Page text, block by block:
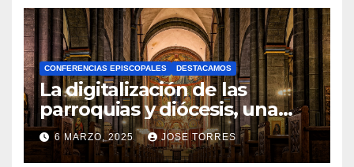
O
H
A
Y
C
O
M
CONFERENCIAS EPISCOPALES DESTACAMOS
La digitalización de las
parroquias y diócesis, una
realidad ya para el futuro de
la Iglesia
6 MARZO, 2025 JOSE TORRES
N